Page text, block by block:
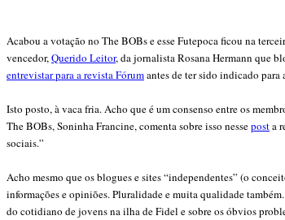
Acabou a votação no The BOBs e esse Futepoca ficou na
vencedor,Querido Leitor, da jornalista Rosana Hermann que
entrevistar para a revista Fórumantes de ter sido indicado para
Isto posto, à vaca fria. Acho que é um consenso entre os
The BOBs, Soninha Francine, comenta sobre isso nesseposta
sociais.”
Acho mesmo que os blogues e sites “independentes” (o
informações e opiniões. Pluralidade e muita qualidade
do cotidiano de jovens na ilha de Fidel e sobre os óbvios